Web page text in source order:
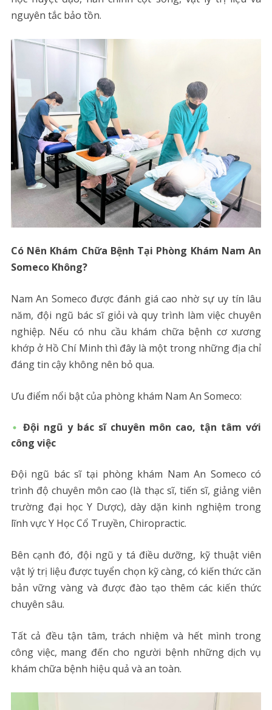
nguyên tắc bảo tồn.
Có Nên Khám Chữa Bệnh Tại Phòng Khám Nam An
Someco Không?
Nam An Someco được đánh giá cao nhờ sự uy tín lâu
năm, đội ngũ bác sĩ giỏi và quy trình làm việc chuyên
nghiệp. Nếu có nhu cầu khám chữa bệnh cơ xương
khớp ở Hồ Chí Minh thì đây là một trong những địa chỉ
đáng tin cậy không nên bỏ qua.
Ưu điểm nổi bật của phòng khám Nam An Someco:
Đội ngũ y bác sĩ chuyên môn cao, tận tâm với
công việc
Đội ngũ bác sĩ tại phòng khám Nam An Someco có
trình độ chuyên môn cao (là thạc sĩ, tiến sĩ, giảng viên
trường đại học Y Dược), dày dặn kinh nghiệm trong
lĩnh vực Y Học Cổ Truyền, Chiropractic.
Bên cạnh đó, đội ngũ y tá điều dưỡng, kỹ thuật viên
vật lý trị liệu được tuyển chọn kỹ càng, có kiến thức căn
bản vững vàng và được đào tạo thêm các kiến thức
chuyên sâu.
Tất cả đều tận tâm, trách nhiệm và hết mình trong
công việc, mang đến cho người bệnh những dịch vụ
khám chữa bệnh hiệu quả và an toàn.